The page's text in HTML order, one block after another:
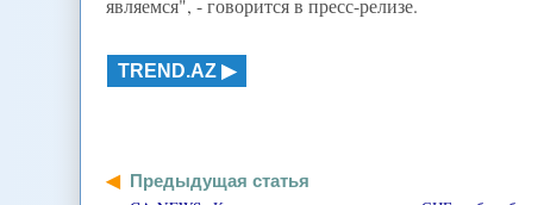
являемся", - говорится в пресс-релизе.
TREND.AZ
Предыдущая статья